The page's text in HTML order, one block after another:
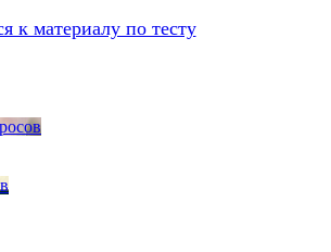
к материалу по тесту